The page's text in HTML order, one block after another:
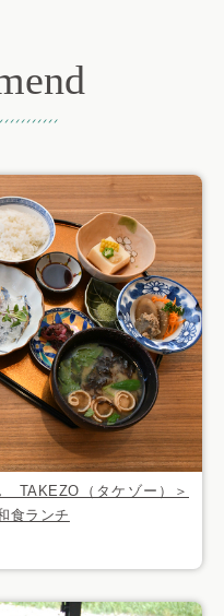
TAKEZO（タケゾー）＞
食ランチ